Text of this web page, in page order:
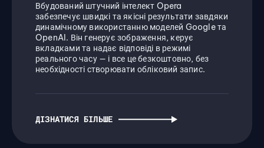
Вбудований штучний інтелект Opera
забезпечує швидкі та якісні результати завдяки
динамічному використанню моделей Google та
OpenAI. Він генерує зображення, керує
вкладками та надає відповіді в режимі
реального часу — і все це безкоштовно, без
необхідності створювати обліковий запис.
ДІЗНАТИСЯ БІЛЬШЕ